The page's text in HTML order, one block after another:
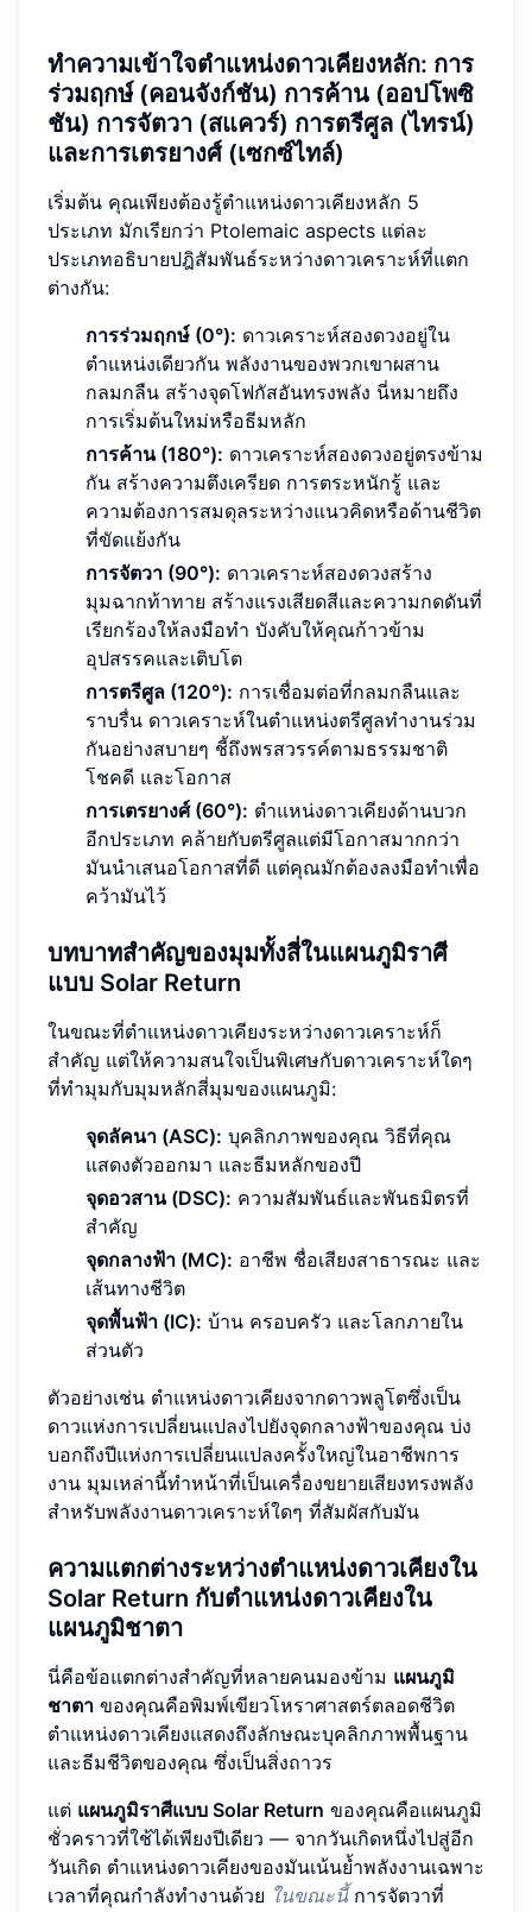
ทำความเข้าใจตำแหน่งดาวเคียงหลัก: การ
ร่วมฤกษ์ (คอนจังก์ชัน) การค้าน (ออปโพซิ
ชัน) การจัตวา (สแควร์) การตรีศูล (ไทรน์)
และการเตรยางศ์ (เซกซ์ไทล์)
เริ่มต้น คุณเพียงต้องรู้ตำแหน่งดาวเคียงหลัก 5
ประเภท มักเรียกว่า Ptolemaic aspects แต่ละ
ประเภทอธิบายปฎิสัมพันธ์ระหว่างดาวเคราะห์ที่แตก
ต่างกัน:
การร่วมฤกษ์ (0°): ดาวเคราะห์สองดวงอยู่ใน
ตำแหน่งเดียวกัน พลังงานของพวกเขาผสาน
กลมกลืน สร้างจุดโฟกัสอันทรงพลัง นี่หมายถึง
การเริ่มต้นใหม่หรือธีมหลัก
การค้าน (180°): ดาวเคราะห์สองดวงอยู่ตรงข้าม
กัน สร้างความตึงเครียด การตระหนักรู้ และ
ความต้องการสมดุลระหว่างแนวคิดหรือด้านชีวิต
ที่ขัดแย้งกัน
การจัตวา (90°): ดาวเคราะห์สองดวงสร้าง
มุมฉากท้าทาย สร้างแรงเสียดสีและความกดดันที่
เรียกร้องให้ลงมือทำ บังคับให้คุณก้าวข้าม
อุปสรรคและเติบโต
การตรีศูล (120°): การเชื่อมต่อที่กลมกลืนและ
ราบรื่น ดาวเคราะห์ในตำแหน่งตรีศูลทำงานร่วม
กันอย่างสบายๆ ชี้ถึงพรสวรรค์ตามธรรมชาติ
โชคดี และโอกาส
การเตรยางศ์ (60°): ตำแหน่งดาวเคียงด้านบวก
อีกประเภท คล้ายกับตรีศูลแต่มีโอกาสมากกว่า
มันนำเสนอโอกาสที่ดี แต่คุณมักต้องลงมือทำเพื่อ
คว้ามันไว้
บทบาทสำคัญของมุมทั้งสี่ในแผนภูมิราศี
แบบ Solar Return
ในขณะที่ตำแหน่งดาวเคียงระหว่างดาวเคราะห์ก็
สำคัญ แต่ให้ความสนใจเป็นพิเศษกับดาวเคราะห์ใดๆ
ที่ทำมุมกับมุมหลักสี่มุมของแผนภูมิ:
จุดลัคนา (ASC): บุคลิกภาพของคุณ วิธีที่คุณ
แสดงตัวออกมา และธีมหลักของปี
จุดอวสาน (DSC): ความสัมพันธ์และพันธมิตรที่
สำคัญ
จุดกลางฟ้า (MC): อาชีพ ชื่อเสียงสาธารณะ และ
เส้นทางชีวิต
จุดพื้นฟ้า (IC): บ้าน ครอบครัว และโลกภายใน
ส่วนตัว
ตัวอย่างเช่น ตำแหน่งดาวเคียงจากดาวพลูโตซึ่งเป็น
ดาวแห่งการเปลี่ยนแปลงไปยังจุดกลางฟ้าของคุณ บ่ง
บอกถึงปีแห่งการเปลี่ยนแปลงครั้งใหญ่ในอาชีพการ
งาน มุมเหล่านี้ทำหน้าที่เป็นเครื่องขยายเสียงทรงพลัง
สำหรับพลังงานดาวเคราะห์ใดๆ ที่สัมผัสกับมัน
ความแตกต่างระหว่างตำแหน่งดาวเคียงใน
Solar Return กับตำแหน่งดาวเคียงใน
แผนภูมิชาตา
นี่คือข้อแตกต่างสำคัญที่หลายคนมองข้าม แผนภูมิ
ชาตา ของคุณคือพิมพ์เขียวโหราศาสตร์ตลอดชีวิต
ตำแหน่งดาวเคียงแสดงถึงลักษณะบุคลิกภาพพื้นฐาน
และธีมชีวิตของคุณ ซึ่งเป็นสิ่งถาวร
แต่ แผนภูมิราศีแบบ Solar Return ของคุณคือแผนภูมิ
ชั่วคราวที่ใช้ได้เพียงปีเดียว — จากวันเกิดหนึ่งไปสู่อีก
วันเกิด ตำแหน่งดาวเคียงของมันเน้นย้ำพลังงานเฉพาะ
เวลาที่คุณกำลังทำงานด้วย ในขณะนี้การจัตวาที่